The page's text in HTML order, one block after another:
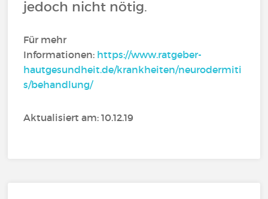
jedoch nicht nötig.
Für mehr
Informationen: https://www.ratgeber-
hautgesundheit.de/krankheiten/neurodermiti
s/behandlung/
Aktualisiert am: 10.12.19